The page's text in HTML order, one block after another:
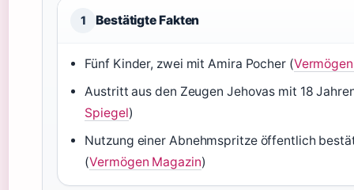
1 Bestätigte Fakten
Fünf Kinder, zwei mit Amira Pocher (
Austritt aus den Zeugen Jehovas mit 18
Spiegel)
Nutzung einer Abnehmspritze öffentlich
(Vermögen Magazin)